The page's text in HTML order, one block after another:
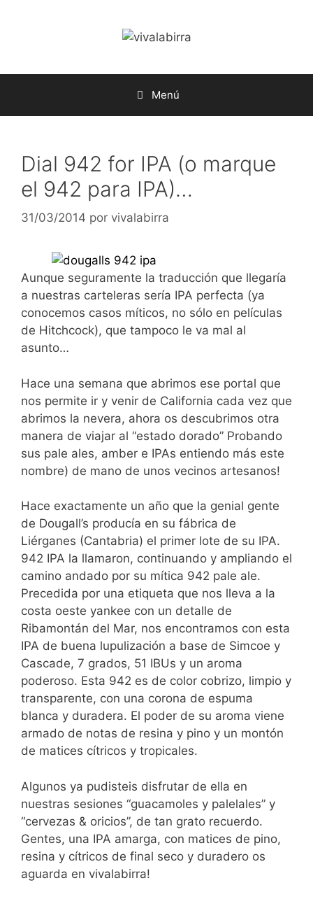
Menú
Dial 942 for IPA (o marque
el 942 para IPA)…
31/03/2014 por vivalabirra
Aunque seguramente la traducción que llegaría
a nuestras carteleras sería IPA perfecta (ya
conocemos casos míticos, no sólo en películas
de Hitchcock), que tampoco le va mal al
asunto…
Hace una semana que abrimos ese portal que
nos permite ir y venir de California cada vez que
abrimos la nevera, ahora os descubrimos otra
manera de viajar al “estado dorado” Probando
sus pale ales, amber e IPAs entiendo más este
nombre) de mano de unos vecinos artesanos!
Hace exactamente un año que la genial gente
de Dougall’s producía en su fábrica de
Liérganes (Cantabria) el primer lote de su IPA.
942 IPA la llamaron, continuando y ampliando el
camino andado por su mítica 942 pale ale.
Precedida por una etiqueta que nos lleva a la
costa oeste yankee con un detalle de
Ribamontán del Mar, nos encontramos con esta
IPA de buena lupulización a base de Simcoe y
Cascade, 7 grados, 51 IBUs y un aroma
poderoso. Esta 942 es de color cobrizo, limpio y
transparente, con una corona de espuma
blanca y duradera. El poder de su aroma viene
armado de notas de resina y pino y un montón
de matices cítricos y tropicales.
Algunos ya pudisteis disfrutar de ella en
nuestras sesiones “guacamoles y palelales” y
“cervezas & oricios”, de tan grato recuerdo.
Gentes, una IPA amarga, con matices de pino,
resina y cítricos de final seco y duradero os
aguarda en vivalabirra!